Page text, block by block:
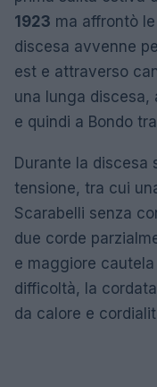
1923 ma affrontò
discesa avvenne
est e attraverso
una lunga discesa,
e quindi a Bondo
Durante la discesa
tensione, tra cui
Scarabelli senza
due corde
e maggiore
difficoltà, la
da calore e